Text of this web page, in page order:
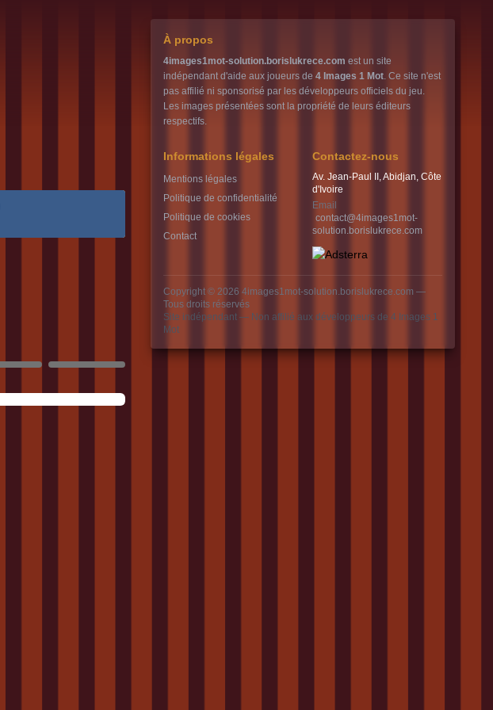
À propos
4images1mot-solution.borislukrece.com est un site
indépendant d'aide aux joueurs de 4 Images 1 Mot. Ce site n'est
pas affilié ni sponsorisé par les développeurs officiels du jeu.
Les images présentées sont la propriété de leurs éditeurs
respectifs.
Informations légales
Mentions légales
Politique de confidentialité
Politique de cookies
Contact
Contactez-nous
Av. Jean-Paul II, Abidjan, Côte
d'Ivoire
Email
contact@4images1mot-
solution.borislukrece.com
Copyright © 2026 4images1mot-solution.borislukrece.com —
Tous droits réservés
Site indépendant — Non affilié aux développeurs de 4 Images 1
Mot